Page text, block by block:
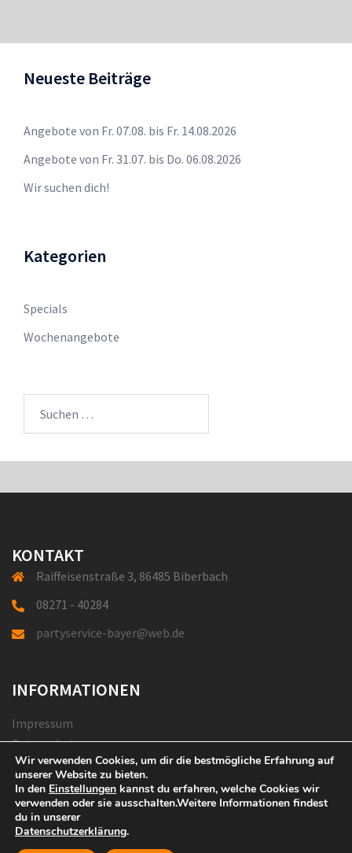
Neueste Beiträge
Angebote von Fr. 07.08. bis Fr. 14.08.2026
Angebote von Fr. 31.07. bis Do. 06.08.2026
Wir suchen dich!
Kategorien
Specials
Wochenangebote
nach:
KONTAKT
Raiffeisenstraße 3, 86485 Biberbach
08271 - 40284
partyservice-bayer@web.de
INFORMATIONEN
Impressum
Datenschutz
Credits
Wir verwenden Cookies, um dir die bestmögliche Erfahrung auf
unserer Website zu bieten.
In den Einstellungen kannst du erfahren, welche Cookies wir
verwenden oder sie ausschalten.Weitere Informationen findest
du in unserer
Datenschutzerklärung.